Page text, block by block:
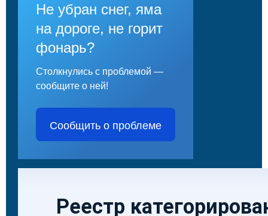
Не убран снег, яма
на дороге, не горит
фонарь?
Столкнулись с проблемой —
сообщите о ней!
Сообщить о проблеме